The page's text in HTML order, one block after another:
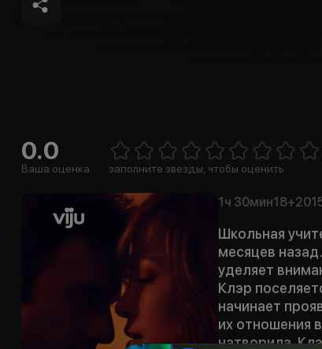
0.0
Ваша оценка 1 Star2 Stars3 Stars4 Stars5 Stars6 Stars7 Stars8 Stars
заполните звезды, чтобы оценить
1ч 30мин18+
Школьная
месяцев
уделяет
Клэр
начинает
их отношения
натворила,